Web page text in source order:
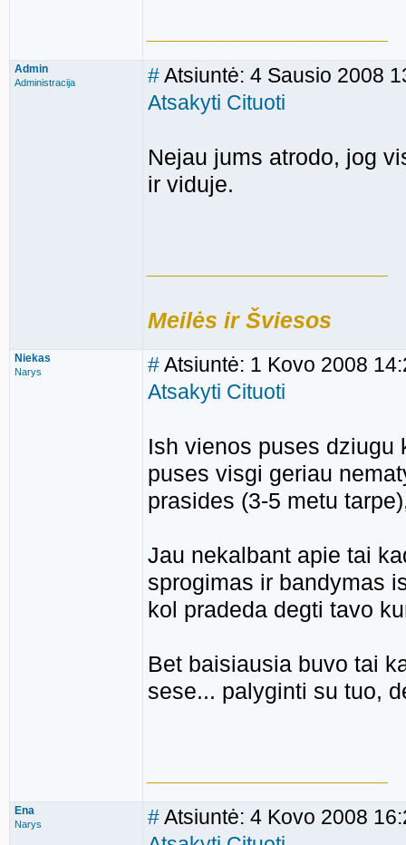
Admin
Administracija # Atsiuntė: 4 Sausio 2008
Atsakyti Cituoti
Nejau jums atrodo, jog
ir viduje.
Meilės ir Šviesos
Niekas
Narys # Atsiuntė: 1 Kovo 2008
Atsakyti Cituoti
Ish vienos puses dziugu
puses visgi geriau
prasides (3-5 metu
Jau nekalbant apie tai
sprogimas ir bandymas
kol pradeda degti tavo
Bet baisiausia buvo tai
sese... palyginti su tuo,
Ena
Narys # Atsiuntė: 4 Kovo 2008